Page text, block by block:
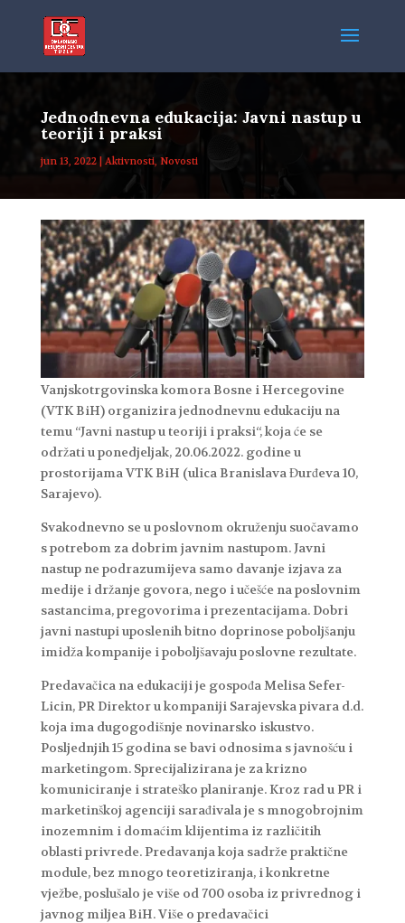
Jednodnevna edukacija: Javni nastup u
teoriji i praksi
jun 13, 2022| Aktivnosti, Novosti
Vanjskotrgovinska komora Bosne i Hercegovine
(VTK BiH) organizira jednodnevnu edukaciju na
temu “Javni nastup u teoriji i praksi“, koja će se
održati u ponedjeljak, 20.06.2022. godine u
prostorijama VTK BiH (ulica Branislava Đurđeva 10,
Sarajevo).
Svakodnevno se u poslovnom okruženju suočavamo
s potrebom za dobrim javnim nastupom. Javni
nastup ne podrazumijeva samo davanje izjava za
medije i držanje govora, nego i učešće na poslovnim
sastancima, pregovorima i prezentacijama. Dobri
javni nastupi uposlenih bitno doprinose poboljšanju
imidža kompanije i poboljšavaju poslovne rezultate.
Predavačica na edukaciji je gospođa Melisa Sefer-
Licin, PR Direktor u kompaniji Sarajevska pivara d.d.
koja ima dugogodišnje novinarsko iskustvo.
Posljednjih 15 godina se bavi odnosima s javnošću i
marketingom. Sprecijalizirana je za krizno
komuniciranje i strateško planiranje. Kroz rad u PR i
marketinškoj agenciji sarađivala je s mnogobrojnim
inozemnim i domaćim klijentima iz različitih
oblasti privrede. Predavanja koja sadrže praktične
module, bez mnogo teoretiziranja, i konkretne
vježbe, poslušalo je više od 700 osoba iz privrednog i
javnog miljea BiH. Više o predavačici